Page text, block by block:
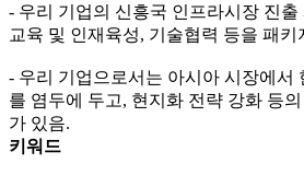
- 우리 기업의 신흥국 인프라시장 진출
교육 및 인재육성, 기술협력 등을 패
- 우리 기업으로서는 아시아 시장에서
를 염두에 두고, 현지화 전략 강화 등
가 있음.
키워드